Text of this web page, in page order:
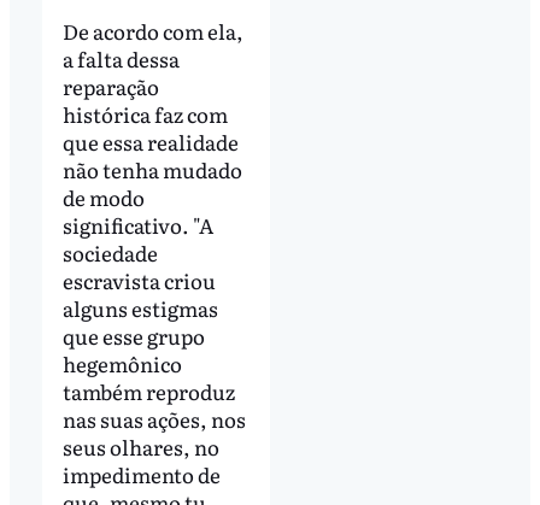
De acordo com ela,
a falta dessa
reparação
histórica faz com
que essa realidade
não tenha mudado
de modo
significativo. "A
sociedade
escravista criou
alguns estigmas
que esse grupo
hegemônico
também reproduz
nas suas ações, nos
seus olhares, no
impedimento de